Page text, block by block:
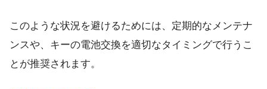
このような状況を避けるためには、定期的なメンテナ
ンスや、キーの電池交換を適切なタイミングで行うこ
とが推奨されます。